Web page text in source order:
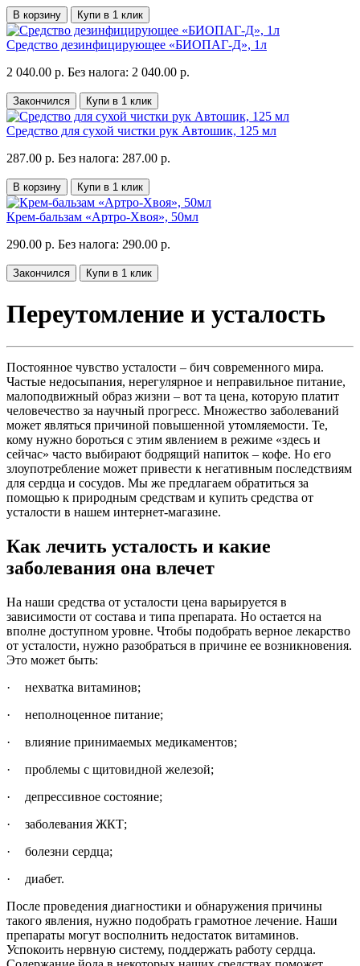
В корзину Купи в 1 клик
Средство дезинфицирующее «БИОПАГ-Д», 1л
2 040.00 р. Без налога: 2 040.00 р.
Закончился Купи в 1 клик
Средство для сухой чистки рук Автошик, 125 мл
287.00 р. Без налога: 287.00 р.
В корзину Купи в 1 клик
Крем-бальзам «Артро-Хвоя», 50мл
290.00 р. Без налога: 290.00 р.
Закончился Купи в 1 клик
Переутомление и усталость
Постоянное чувство усталости – бич современного мира.
Частые недосыпания, нерегулярное и неправильное питание,
малоподвижный образ жизни – вот та цена, которую платит
человечество за научный прогресс. Множество заболеваний
может являться причиной повышенной утомляемости. Те,
кому нужно бороться с этим явлением в режиме «здесь и
сейчас» часто выбирают бодрящий напиток – кофе. Но его
злоупотребление может привести к негативным последствиям
для сердца и сосудов. Мы же предлагаем обратиться за
помощью к природным средствам и купить средства от
усталости в нашем интернет-магазине.
Как лечить усталость и какие
заболевания она влечет
На наши средства от усталости цена варьируется в
зависимости от состава и типа препарата. Но остается на
вполне доступном уровне. Чтобы подобрать верное лекарство
от усталости, нужно разобраться в причине ее возникновения.
Это может быть:
·
нехватка витаминов;
·
неполноценное питание;
·
влияние принимаемых медикаментов;
·
проблемы с щитовидной железой;
·
депрессивное состояние;
·
заболевания ЖКТ;
·
болезни сердца;
·
диабет.
После проведения диагностики и обнаружения причины
такого явления, нужно подобрать грамотное лечение. Наши
препараты могут восполнить недостаток витаминов.
Успокоить нервную систему, поддержать работу сердца.